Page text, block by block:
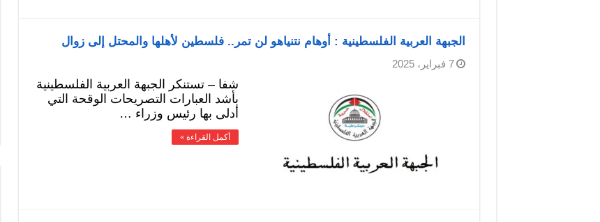
الجبهة العربية الفلسطينية : أوهام نتنياهو لن تمر.. فلسطين لأهلها والمحتل إلى زوال
7 فبراير، 2025
شفا – تستنكر الجبهة العربية الفلسطينية
بأشد العبارات التصريحات الوقحة التي
أدلى بها رئيس وزراء …
أكمل القراءة »